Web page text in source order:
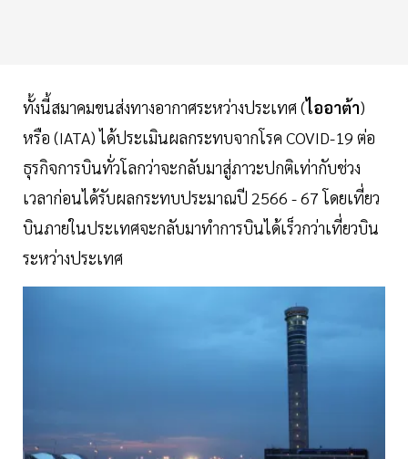
ทั้งนี้สมาคมขนส่งทางอากาศระหว่างประเทศ (ไออาต้า)
หรือ (IATA) ได้ประเมินผลกระทบจากโรค COVID-19 ต่อ
ธุรกิจการบินทั่วโลกว่าจะกลับมาสู่ภาวะปกติเท่ากับช่วง
เวลาก่อนได้รับผลกระทบประมาณปี 2566 - 67 โดยเที่ยว
บินภายในประเทศจะกลับมาทำการบินได้เร็วกว่าเที่ยวบิน
ระหว่างประเทศ